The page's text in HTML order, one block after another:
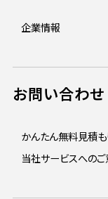
企業情報
お問い合わせ
かんたん無料見積も
当社サービスへの